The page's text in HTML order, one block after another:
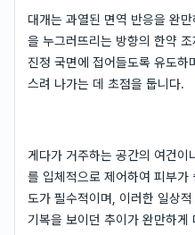
대개는 과열된 면역 반응을 완
을 누그러뜨리는 방향의 한약
진정 국면에 접어들도록 유도
스려 나가는 데 초점을 둡니다.
게다가 거주하는 공간의 여건
를 입체적으로 제어하여 피부가
도가 필수적이며, 이러한 일상
기복을 보이던 추이가 완만하게